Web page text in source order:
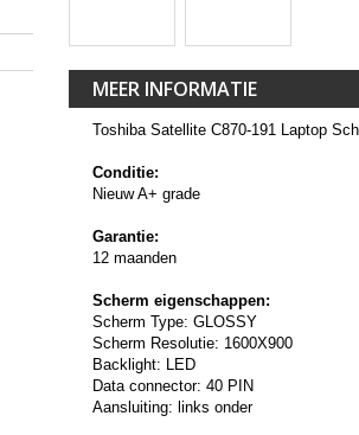
MEER INFORMATIE
Toshiba Satellite C870-191 Laptop
Conditie:
Nieuw A+ grade
Garantie:
12 maanden
Scherm eigenschappen:
Scherm Type: GLOSSY
Scherm Resolutie: 1600X900
Backlight: LED
Data connector: 40 PIN
Aansluiting: links onder